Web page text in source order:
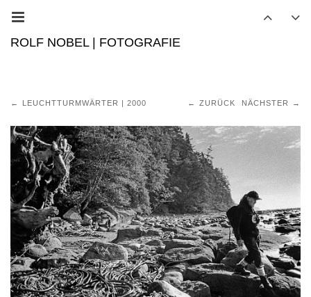
ROLF NOBEL | FOTOGRAFIE
ZURÜCK NÄCHSTER
LEUCHTTURMWÄRTER | 2000